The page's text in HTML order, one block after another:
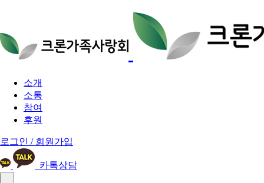
소개
소통
참여
후원
로그인 / 회원가입
카톡상담